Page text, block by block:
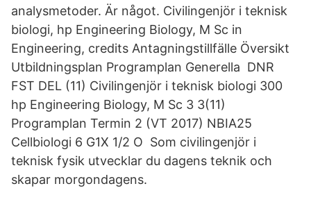
analysmetoder. Är något. Civilingenjör i teknisk
biologi, hp Engineering Biology, M Sc in
Engineering, credits Antagningstillfälle Översikt
Utbildningsplan Programplan Generella DNR
FST DEL (11) Civilingenjör i teknisk biologi 300
hp Engineering Biology, M Sc 3 3(11)
Programplan Termin 2 (VT 2017) NBIA25
Cellbiologi 6 G1X 1/2 O Som civilingenjör i
teknisk fysik utvecklar du dagens teknik och
skapar morgondagens.